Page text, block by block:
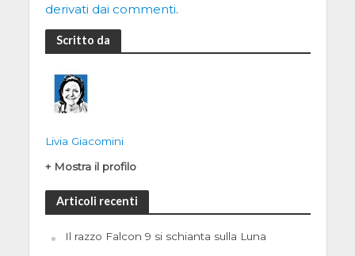
derivati dai commenti.
Scritto da
Livia Giacomini
+ Mostra il profilo
Articoli recenti
Il razzo Falcon 9 si schianta sulla Luna